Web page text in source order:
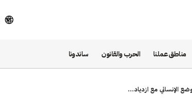
مناطق عملنا الحرب والقانون ساندونا
الإنساني مع ازدياد...